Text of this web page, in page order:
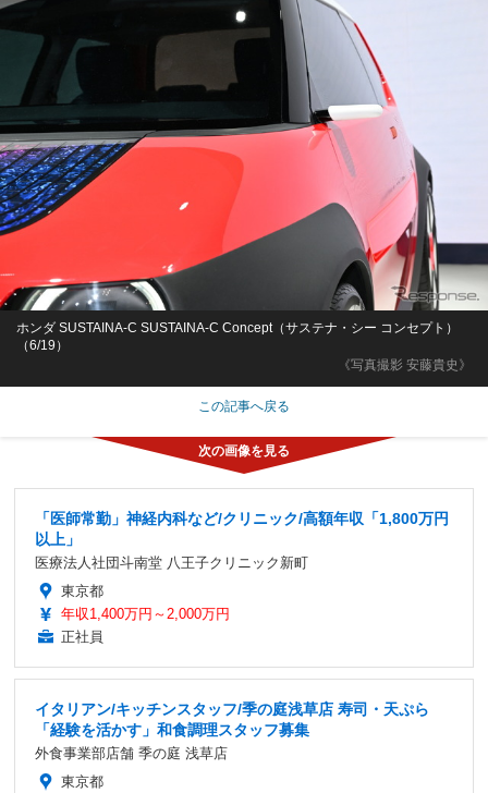
《写真撮影 安藤貴史》
ホンダ SUSTAINA-C SUSTAINA-C Concept（サステナ・シー コンセプト）
（6/19）
この記事へ戻る
「医師常勤」神経内科など/クリニック/高額年収「1,800万円
以上」
医療法人社団斗南堂 八王子クリニック新町
東京都
年収1,400万円～2,000万円
正社員
イタリアン/キッチンスタッフ/季の庭浅草店 寿司・天ぷら
「経験を活かす」和食調理スタッフ募集
外食事業部店舗 季の庭 浅草店
東京都